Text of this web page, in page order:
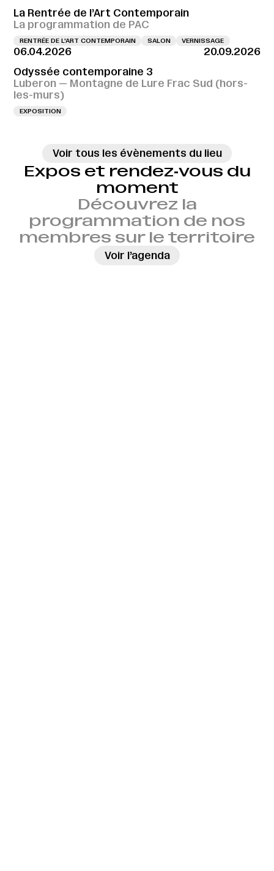
La Rentrée de l’Art Contemporain
La programmation de PAC
RENTRÉE DE L'ART CONTEMPORAIN SALON VERNISSAGE
06.04.2026
20.09.2026
Odyssée contemporaine 3
Luberon — Montagne de Lure Frac Sud (hors-
les-murs)
EXPOSITION
Voir tous les évènements du lieu
Expos et rendez‑vous du
moment
Découvrez la
programmation de nos
membres sur le territoire
Voir l’agenda